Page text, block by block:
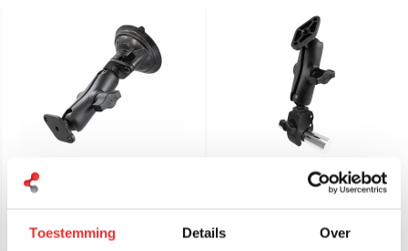
Toestemming Details Over
RAM Mount Zuignap
combinatie montageset
€ 59,95Incl. btw
RAM Mount Small Tough-
Claw™ klem composiet set
€ 68,95
Incl. btw